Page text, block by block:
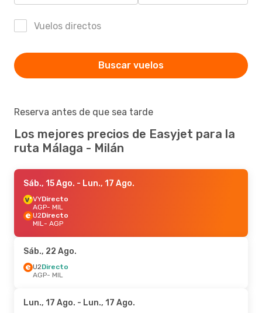
Vuelos directos
Buscar vuelos
Reserva antes de que sea tarde
Los mejores precios de Easyjet para la
ruta Málaga - Milán
Sáb., 15 Ago. - Lun., 17 Ago.
VYDirecto
AGP- MIL
U2Directo
MIL- AGP
Sáb., 22 Ago.
U2Directo
AGP- MIL
Lun., 17 Ago. - Lun., 17 Ago.